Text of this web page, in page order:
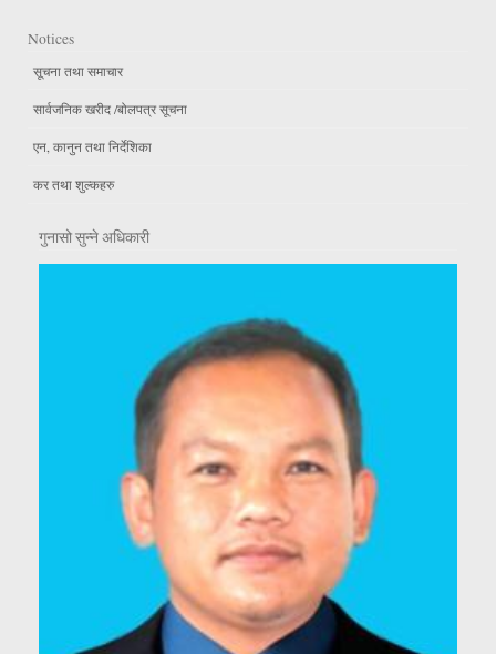
Notices
सूचना तथा समाचार
सार्वजनिक खरीद /बोलपत्र सूचना
एन, कानुन तथा निर्देशिका
कर तथा शुल्कहरु
गुनासो सुन्ने अधिकारी